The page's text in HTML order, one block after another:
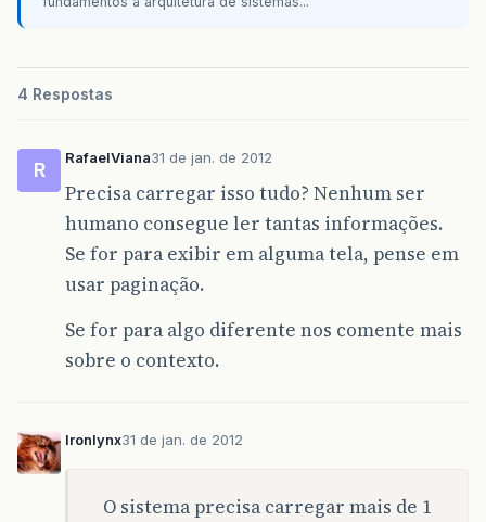
4 Respostas
R
RafaelViana31 de jan. de 2012
Precisa carregar isso tudo? Nenhum ser
humano consegue ler tantas informações.
Se for para exibir em alguma tela, pense em
usar paginação.
Se for para algo diferente nos comente mais
sobre o contexto.
Ironlynx31 de jan. de 2012
O sistema precisa carregar mais de 1